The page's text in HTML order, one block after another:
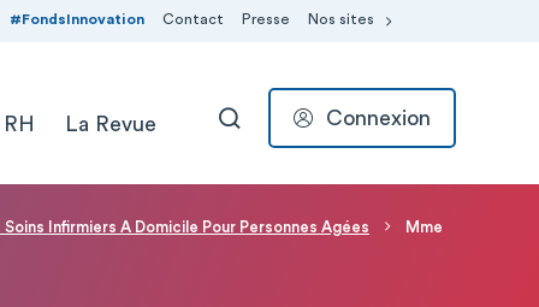
#FondsInnovation Contact Presse Nos sites
La Revue RECHERCHER
Connexion
Infirmiers A Domicile Pour Personnes Agées Mme